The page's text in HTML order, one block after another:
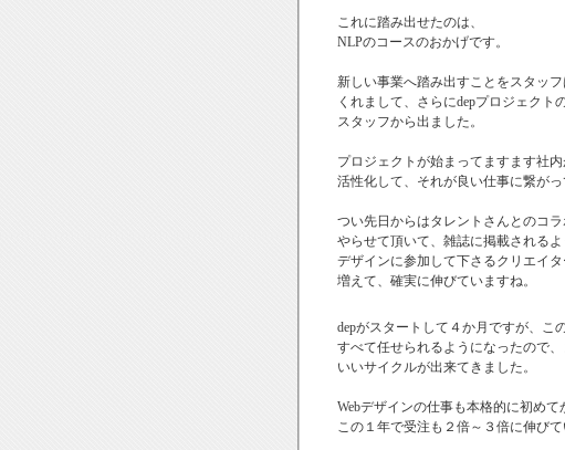
これに踏み出せたのは、
NLPのコースのおかげです。
新しい事業へ踏み出すことをスタッ
くれまして、さらにdepプロジェクト
スタッフから出ました。
プロジェクトが始まってますます社内
活性化して、それが良い仕事に繋がっ
つい先日からはタレントさんとのコ
やらせて頂いて、雑誌に掲載されるよ
デザインに参加して下さるクリエイタ
増えて、確実に伸びていますね。
depがスタートして４か月ですが、こ
すべて任せられるようになったので
いいサイクルが出来てきました。
Webデザインの仕事も本格的に初めて
この１年で受注も２倍～３倍に伸びて